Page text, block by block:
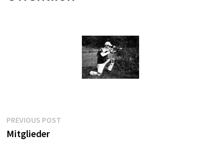
Post
navigation
PREVIOUS POSTPrevious
Mitglieder